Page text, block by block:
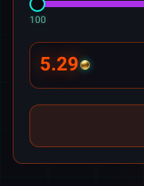
100
5.29